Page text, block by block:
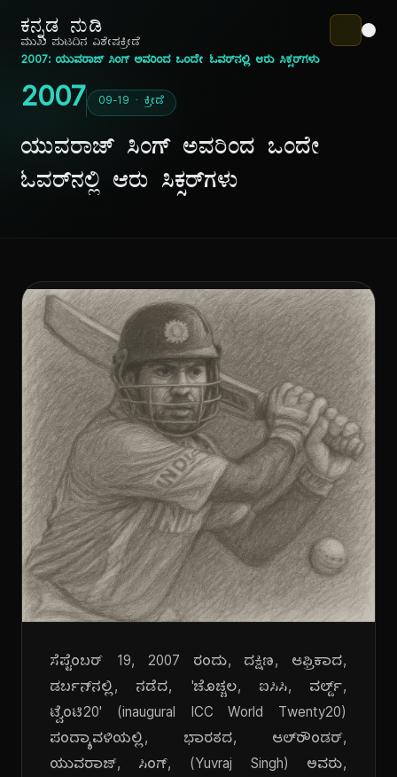
ಕನ್ನಡ ನುಡಿ
ಮುಖ ಪುಟದಿನ ವಿಶೇಷಕ್ರೀಡೆ
2007: ಯುವರಾಜ್ ಸಿಂಗ್ ಅವರಿಂದ ಒಂದೇ ಓವರ್‌ನಲ್ಲಿ ಆರು ಸಿಕ್ಸರ್‌ಗಳು
2007 09-19 · ಕ್ರೀಡೆ
ಯುವರಾಜ್ ಸಿಂಗ್ ಅವರಿಂದ ಒಂದೇ
ಓವರ್‌ನಲ್ಲಿ ಆರು ಸಿಕ್ಸರ್‌ಗಳು
ಸೆಪ್ಟೆಂಬರ್ 19, 2007 ರಂದು, ದಕ್ಷಿಣ, ಆಫ್ರಿಕಾದ,
ಡರ್ಬನ್‌ನಲ್ಲಿ, ನಡೆದ, 'ಚೊಚ್ಚಲ, ಐಸಿಸಿ, ವರ್ಲ್ಡ್,
ಟ್ವೆಂಟಿ20' (inaugural ICC World Twenty20)
ಪಂದ್ಯಾವಳಿಯಲ್ಲಿ, ಭಾರತದ, ಆಲ್‌ರೌಂಡರ್,
ಯುವರಾಜ್, ಸಿಂಗ್, (Yuvraj Singh) ಅವರು,